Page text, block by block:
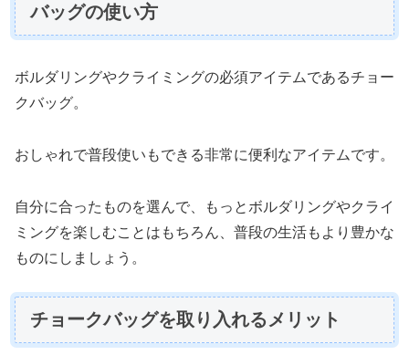
バッグの使い方
ボルダリングやクライミングの必須アイテムであるチョー
クバッグ。
おしゃれで普段使いもできる非常に便利なアイテムです。
自分に合ったものを選んで、もっとボルダリングやクライ
ミングを楽しむことはもちろん、普段の生活もより豊かな
ものにしましょう。
チョークバッグを取り入れるメリット